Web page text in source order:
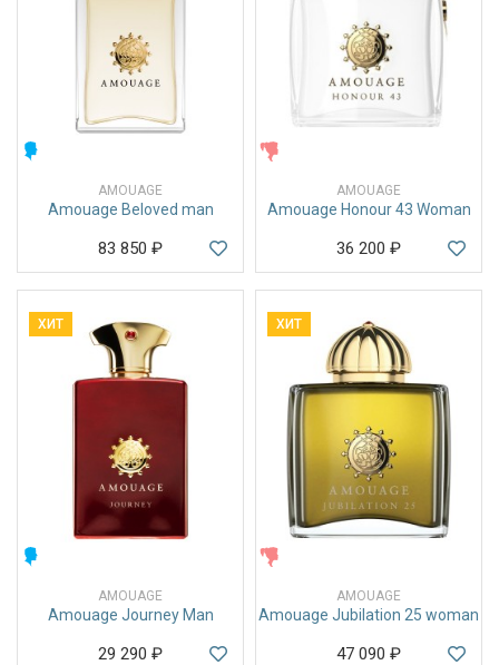
AMOUAGE
Amouage Beloved man
83 850 ₽
AMOUAGE
Amouage Honour 43 Woman
36 200 ₽
ХИТ
AMOUAGE
Amouage Journey Man
29 290 ₽
ХИТ
AMOUAGE
Amouage Jubilation 25 woman
47 090 ₽